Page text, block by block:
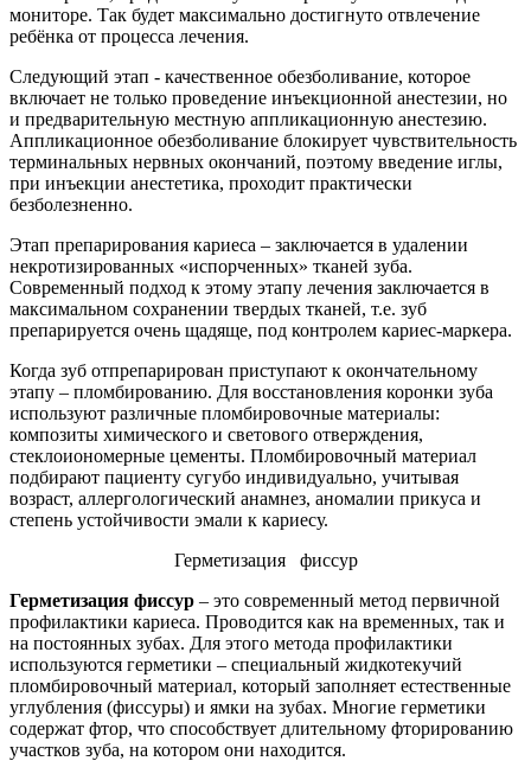
мониторе. Так будет максимально достигнуто отвлечение
ребёнка от процесса лечения.
Следующий этап - качественное обезболивание, которое
включает не только проведение инъекционной анестезии, но
и предварительную местную аппликационную анестезию.
Аппликационное обезболивание блокирует чувствительность
терминальных нервных окончаний, поэтому введение иглы,
при инъекции анестетика, проходит практически
безболезненно.
Этап препарирования кариеса – заключается в удалении
некротизированных «испорченных» тканей зуба.
Современный подход к этому этапу лечения заключается в
максимальном сохранении твердых тканей, т.е. зуб
препарируется очень щадяще, под контролем кариес-маркера.
Когда зуб отпрепарирован приступают к окончательному
этапу – пломбированию. Для восстановления коронки зуба
используют различные пломбировочные материалы:
композиты химического и светового отверждения,
стеклоиономерные цементы. Пломбировочный материал
подбирают пациенту сугубо индивидуально, учитывая
возраст, аллергологический анамнез, аномалии прикуса и
степень устойчивости эмали к кариесу.
Герметизация фиссур
Герметизация фиссур – это современный метод первичной
профилактики кариеса. Проводится как на временных, так и
на постоянных зубах. Для этого метода профилактики
используются герметики – специальный жидкотекучий
пломбировочный материал, который заполняет естественные
углубления (фиссуры) и ямки на зубах. Многие герметики
содержат фтор, что способствует длительному фторированию
участков зуба, на котором они находится.